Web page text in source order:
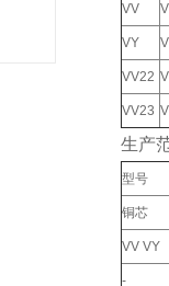
VV
VY
VV22
VV23
生产
型号
铜芯
VV VY
-